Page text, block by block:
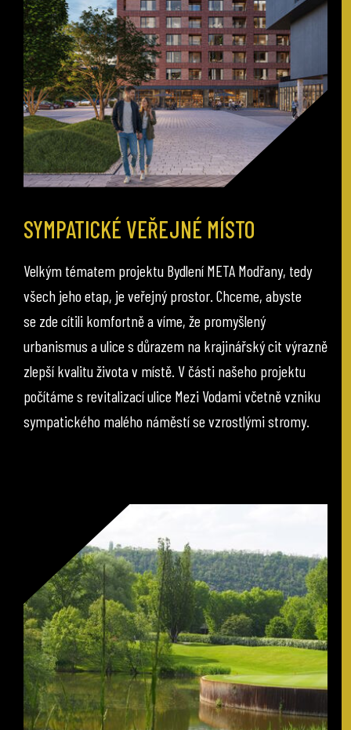
SYMPATICKÉ VEŘEJNÉ MÍSTO
Velkým tématem projektu Bydlení META Modřany, tedy
všech jeho etap, je veřejný prostor. Chceme, abyste
se zde cítili komfortně a víme, že promyšlený
urbanismus a ulice s důrazem na krajinářský cit výrazně
zlepší kvalitu života v místě. V části našeho projektu
počítáme s revitalizací ulice Mezi Vodami včetně vzniku
sympatického malého náměstí se vzrostlými stromy.